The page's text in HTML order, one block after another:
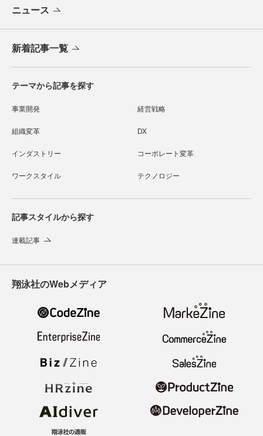
ニュース
新着記事一覧
テーマから記事を探す
事業開発 経営戦略
組織変革 DX
インダストリー コーポレート変革
ワークスタイル テクノロジー
記事スタイルから探す
連載記事
翔泳社のWebメディア